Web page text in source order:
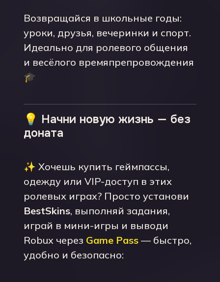
Возвращайся в школьные годы:
уроки, друзья, вечеринки и спорт.
Идеально для ролевого общения
и весёлого времяпрепровождения
🎓
💡 Начни новую жизнь — без
доната
✨ Хочешь купить геймпассы,
одежду или VIP-доступ в этих
ролевых играх? Просто установи
BestSkins, выполняй задания,
играй в мини-игры и выводи
Robux через Game Pass — быстро,
удобно и безопасно: